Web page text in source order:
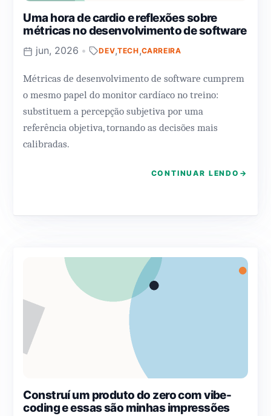
Uma hora de cardio e reflexões sobre
métricas no desenvolvimento de software
jun, 2026 • DEV,TECH,CARREIRA
Métricas de desenvolvimento de software cumprem
o mesmo papel do monitor cardíaco no treino:
substituem a percepção subjetiva por uma
referência objetiva, tornando as decisões mais
calibradas.
CONTINUAR LENDO →
Construí um produto do zero com vibe-
coding e essas são minhas impressões